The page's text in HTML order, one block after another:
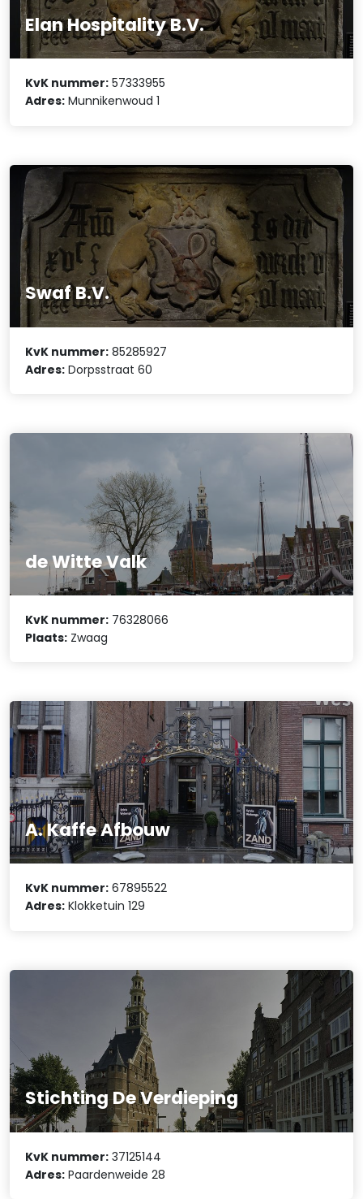
Elan Hospitality B.V.
KvK nummer: 57333955
Adres: Munnikenwoud 1
Swaf B.V.
KvK nummer: 85285927
Adres: Dorpsstraat 60
de Witte Valk
KvK nummer: 76328066
Plaats: Zwaag
A. Kaffe Afbouw
KvK nummer: 67895522
Adres: Klokketuin 129
Stichting De Verdieping
KvK nummer: 37125144
Adres: Paardenweide 28